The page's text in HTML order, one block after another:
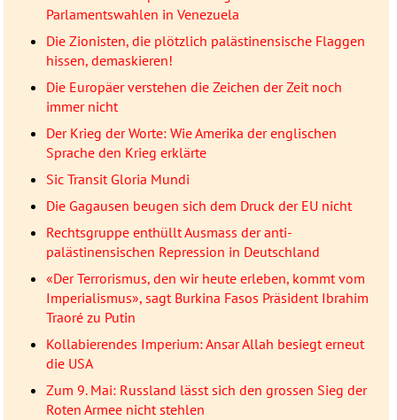
Parlamentswahlen in Venezuela
Die Zionisten, die plötzlich palästinensische Flaggen
hissen, demaskieren!
Die Europäer verstehen die Zeichen der Zeit noch
immer nicht
Der Krieg der Worte: Wie Amerika der englischen
Sprache den Krieg erklärte
Sic Transit Gloria Mundi
Die Gagausen beugen sich dem Druck der EU nicht
Rechtsgruppe enthüllt Ausmass der anti-
palästinensischen Repression in Deutschland
«Der Terrorismus, den wir heute erleben, kommt vom
Imperialismus», sagt Burkina Fasos Präsident Ibrahim
Traoré zu Putin
Kollabierendes Imperium: Ansar Allah besiegt erneut
die USA
Zum 9. Mai: Russland lässt sich den grossen Sieg der
Roten Armee nicht stehlen